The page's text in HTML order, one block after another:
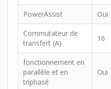
PowerAssist Oui
Commutateur de
transfert (A)
16
fonctionnement en
parallèle et en
triphasé
Oui